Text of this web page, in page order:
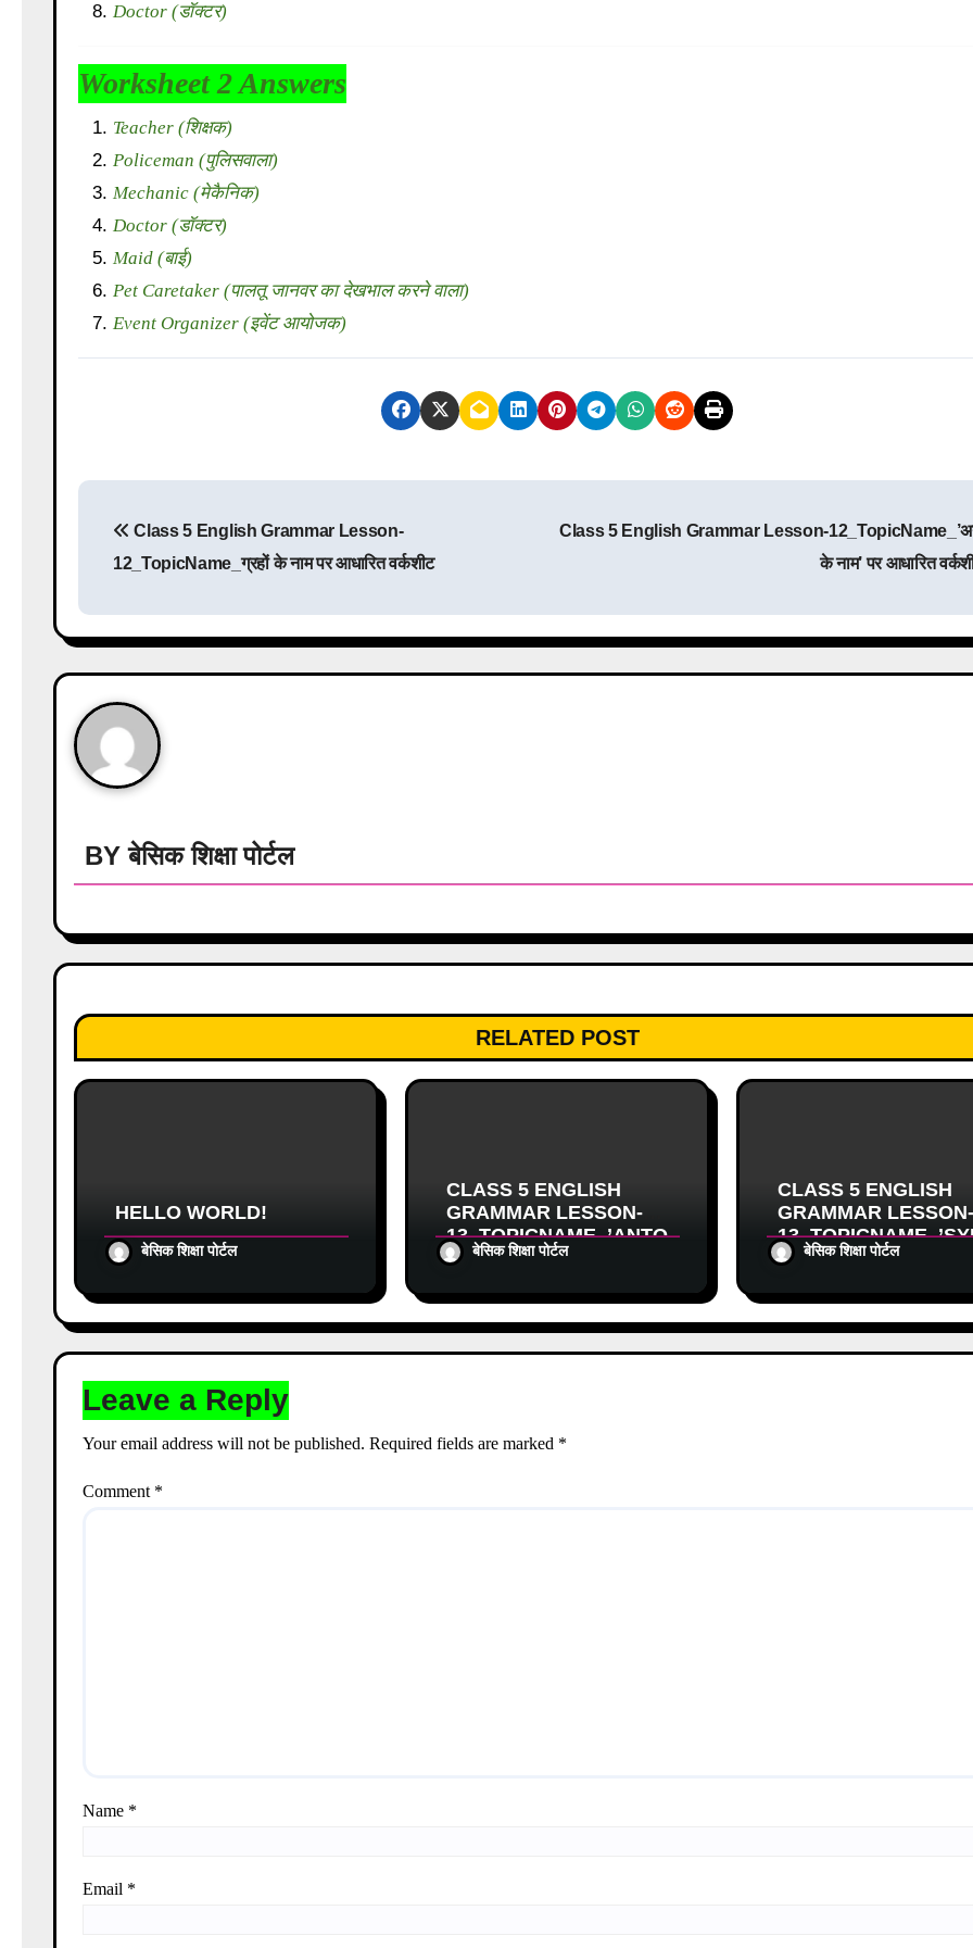
Doctor (डॉक्टर)
Worksheet 2 Answers
Teacher (शिक्षक)
Policeman (पुलिसवाला)
Mechanic (मेकैनिक)
Doctor (डॉक्टर)
Maid (बाई)
Pet Caretaker (पालतू जानवर का देखभाल करने वाला)
Event Organizer (इवेंट आयोजक)
t
n
a
v
g
t
o
n
Class 5 English Grammar Lesson-
12_TopicName_ग्रहों के नाम पर आधारित वर्कशीट
Class 5 English Grammar Lesson-
के नाम’ पर आधारित
BYबेसिक शिक्षा पोर्टल
RELATED POST
HELLO WORLD!
बेसिक शिक्षा पोर्टल
CLASS 5 ENGLISH
GRAMMAR LESSON-
13_TOPICNAME_’ANTO
NYMS (विलोम शब्द)’पर
बेसिक शिक्षा पोर्टल
CLASS 5 ENGLISH
GRAMMAR LESSON-
NYMS (समानार्थक शब्द)’पर
बेसिक शिक्षा पोर्टल
Leave a Reply
Your email address will not be published. Required fields are marked *
Comment *
Name *
Email *